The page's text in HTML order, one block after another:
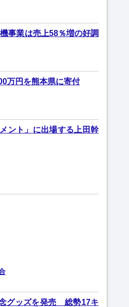
事業は売上58％増の好調
万円を熊本県に寄付
ント」に出場する上田幹
グッズを発売 総勢17キ